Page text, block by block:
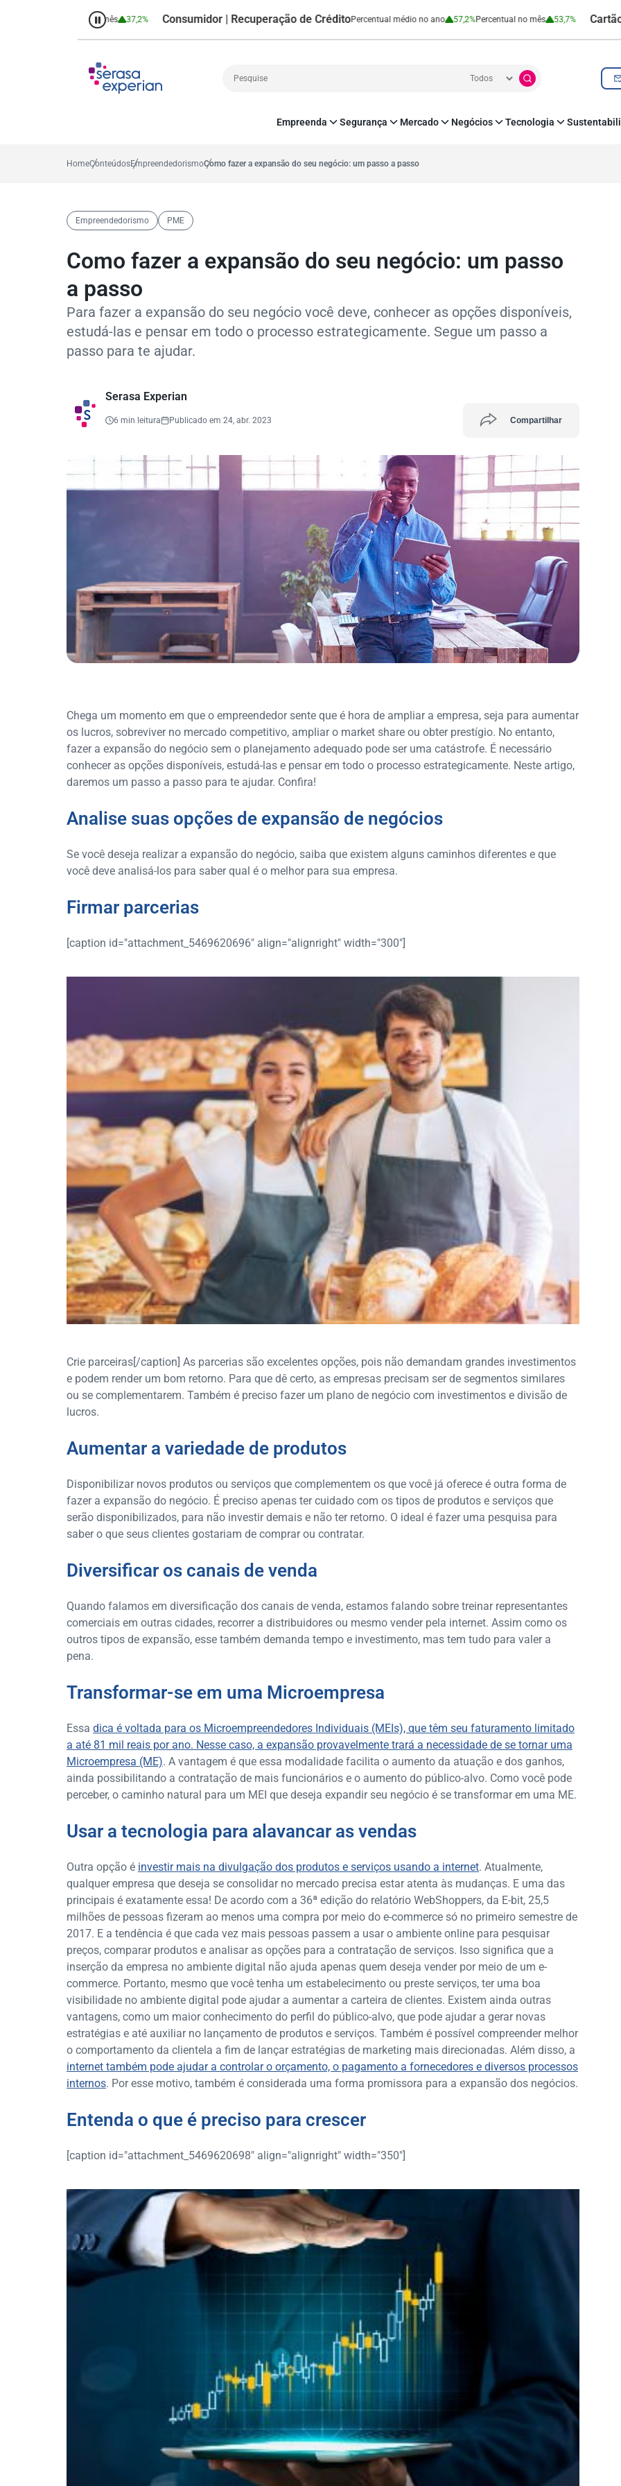
37,2% Consumidor | Recuperação de CréditoPercentual médio no ano 57,2%Percentual no mês 53,7% Cartão de
Empreenda
Crédito
Marketing
Segurança
Proteção de Dados
Mercado
Open Finance
Negócios Tecnologia
HomeConteúdosEmpreendedorismoComo fazer a expansão do seu negócio: um passo a passo
Empreendedorismo PME
Como fazer a expansão do seu negócio: um passo
a passo
Para fazer a expansão do seu negócio você deve, conhecer as opções disponíveis,
estudá-las e pensar em todo o processo estrategicamente. Segue um passo a
passo para te ajudar.
Serasa Experian
6 min leitura Publicado em 24, abr. 2023 Compartilhar
Chega um momento em que o empreendedor sente que é hora de ampliar a empresa, seja para aumentar
os lucros, sobreviver no mercado competitivo, ampliar o market share ou obter prestígio. No entanto,
fazer a expansão do negócio sem o planejamento adequado pode ser uma catástrofe. É necessário
conhecer as opções disponíveis, estudá-las e pensar em todo o processo estrategicamente. Neste artigo,
daremos um passo a passo para te ajudar. Confira!
Analise suas opções de expansão de negócios
Se você deseja realizar a expansão do negócio, saiba que existem alguns caminhos diferentes e que
você deve analisá-los para saber qual é o melhor para sua empresa.
Firmar parcerias
[caption id="attachment_5469620696" align="alignright" width="300"]
Crie parceiras[/caption] As parcerias são excelentes opções, pois não demandam grandes investimentos
e podem render um bom retorno. Para que dê certo, as empresas precisam ser de segmentos similares
ou se complementarem. Também é preciso fazer um plano de negócio com investimentos e divisão de
lucros.
Aumentar a variedade de produtos
Disponibilizar novos produtos ou serviços que complementem os que você já oferece é outra forma de
fazer a expansão do negócio. É preciso apenas ter cuidado com os tipos de produtos e serviços que
serão disponibilizados, para não investir demais e não ter retorno. O ideal é fazer uma pesquisa para
saber o que seus clientes gostariam de comprar ou contratar.
Diversificar os canais de venda
Quando falamos em diversificação dos canais de venda, estamos falando sobre treinar representantes
comerciais em outras cidades, recorrer a distribuidores ou mesmo vender pela internet. Assim como os
outros tipos de expansão, esse também demanda tempo e investimento, mas tem tudo para valer a
pena.
Transformar-se em uma Microempresa
Essa dica é voltada para os Microempreendedores Individuais (MEIs), que têm seu faturamento limitado
a até 81 mil reais por ano. Nesse caso, a expansão provavelmente trará a necessidade de se tornar uma
Microempresa (ME). A vantagem é que essa modalidade facilita o aumento da atuação e dos ganhos,
ainda possibilitando a contratação de mais funcionários e o aumento do público-alvo. Como você pode
perceber, o caminho natural para um MEI que deseja expandir seu negócio é se transformar em uma ME.
Usar a tecnologia para alavancar as vendas
Outra opção é investir mais na divulgação dos produtos e serviços usando a internet. Atualmente,
qualquer empresa que deseja se consolidar no mercado precisa estar atenta às mudanças. E uma das
principais é exatamente essa! De acordo com a 36ª edição do relatório WebShoppers, da E-bit, 25,5
milhões de pessoas fizeram ao menos uma compra por meio do e-commerce só no primeiro semestre de
2017. E a tendência é que cada vez mais pessoas passem a usar o ambiente online para pesquisar
preços, comparar produtos e analisar as opções para a contratação de serviços. Isso significa que a
inserção da empresa no ambiente digital não ajuda apenas quem deseja vender por meio de um e-
commerce. Portanto, mesmo que você tenha um estabelecimento ou preste serviços, ter uma boa
visibilidade no ambiente digital pode ajudar a aumentar a carteira de clientes. Existem ainda outras
vantagens, como um maior conhecimento do perfil do público-alvo, que pode ajudar a gerar novas
estratégias e até auxiliar no lançamento de produtos e serviços. Também é possível compreender melhor
o comportamento da clientela a fim de lançar estratégias de marketing mais direcionadas. Além disso, a
internet também pode ajudar a controlar o orçamento, o pagamento a fornecedores e diversos processos
internos. Por esse motivo, também é considerada uma forma promissora para a expansão dos negócios.
Entenda o que é preciso para crescer
[caption id="attachment_5469620698" align="alignright" width="350"]